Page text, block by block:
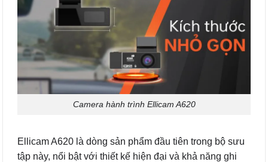
Camera hành trình Ellicam A620
Ellicam A620 là dòng sản phẩm đầu tiên trong bộ sưu
tập này, nổi bật với thiết kế hiện đại và khả năng ghi